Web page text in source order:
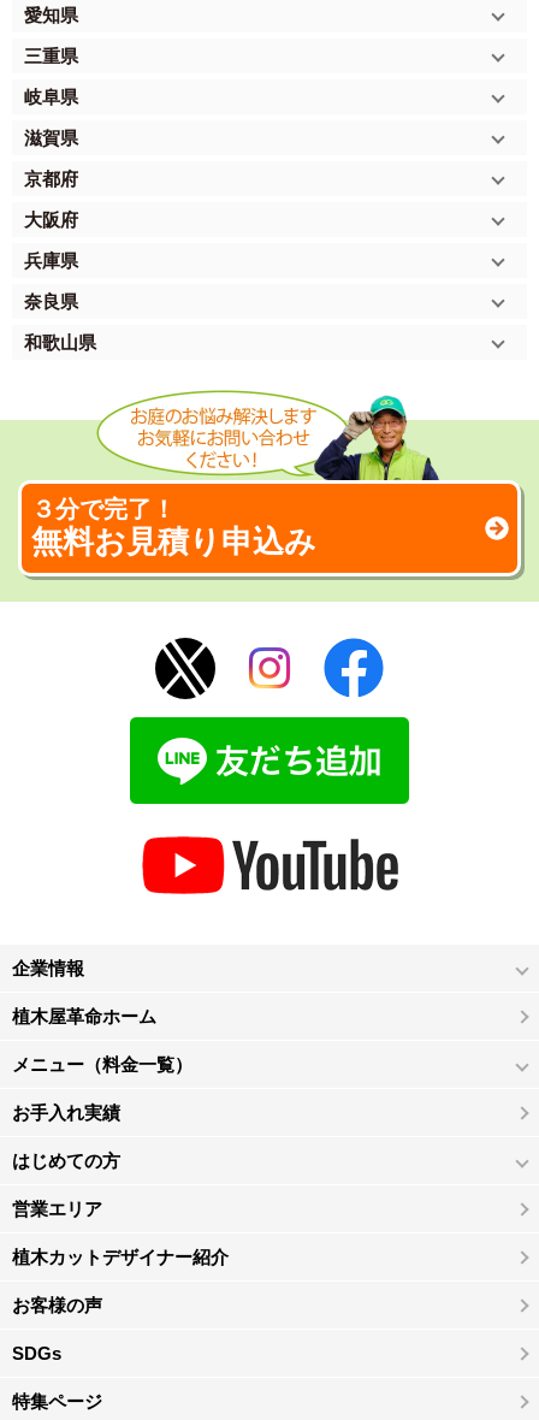
愛知県
三重県
岐阜県
滋賀県
京都府
大阪府
兵庫県
奈良県
和歌山県
３分で完了！
無料お見積り申込み
企業情報
植木屋革命ホーム
メニュー（料金一覧）
お手入れ実績
はじめての方
営業エリア
植木カットデザイナー紹介
お客様の声
SDGs
特集ページ